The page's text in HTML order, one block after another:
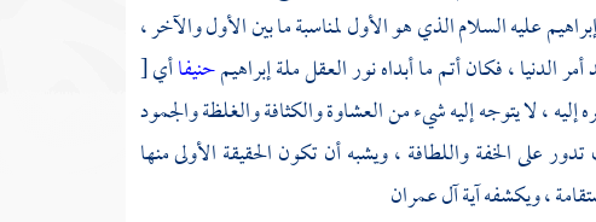
إبراهيمعليه السلام الذي هو الأول لمناسبة ما بين الأول والآخر ،
الدنيا ، فكان أتم ما أبداه نور العقل ملةإبراهيمحنيفاأي[
إليه ، لا يتوجه إليه شيء من العشاوة والكثافة والغلظة والجمود
على الخفة واللطافة ، ويشبه أن تكون الحقيقة الأولى منها
، ويكشفه آية آل عمران